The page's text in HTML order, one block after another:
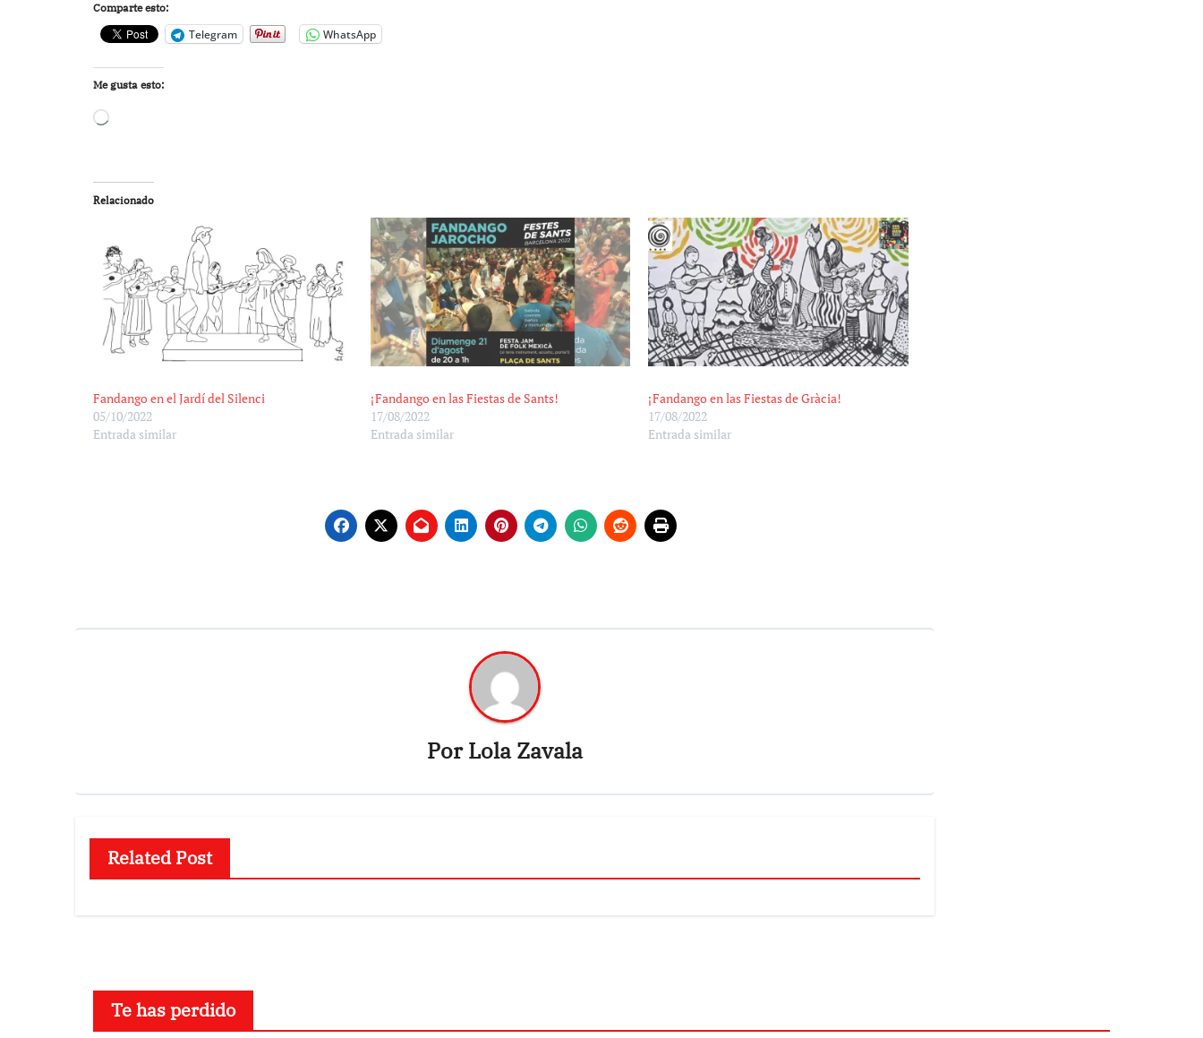
Comparte esto:
Telegram WhatsApp
Me gusta esto:
Cargando...
Relacionado
Fandango en el Jardí del Silenci
05/10/2022
Entrada similar
¡Fandango en las Fiestas de Sants!
17/08/2022
Entrada similar
¡Fandango en las Fiestas de Gràcia!
17/08/2022
Entrada similar
PorLola Zavala
Related Post
Te has perdido